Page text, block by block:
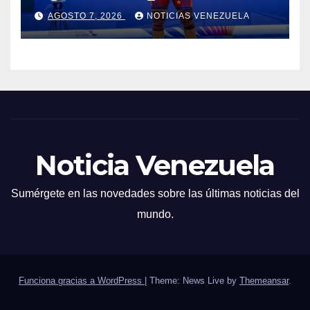
Centroamericanos
AGOSTO 7, 2026 NOTICIAS VENEZUELA
Noticia Venezuela
Sumérgete en las novedades sobre las últimas noticias del
mundo.
Funciona gracias a WordPress Theme: News Live by Themeansar.